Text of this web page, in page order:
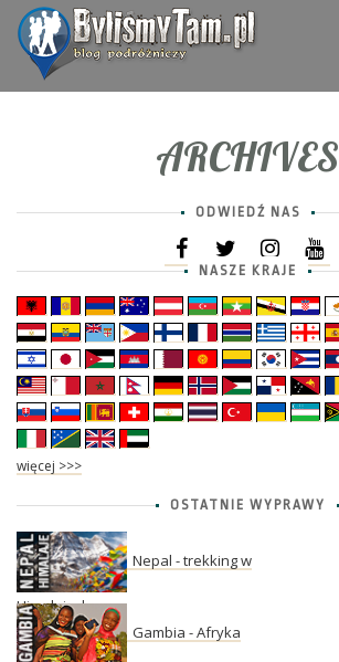
ARCHIVES
ODWIEDŹ NAS
NASZE KRAJE
więcej >>>
OSTATNIE WYPRAWY
Nepal - trekking w
Himalajach
Gambia - Afryka